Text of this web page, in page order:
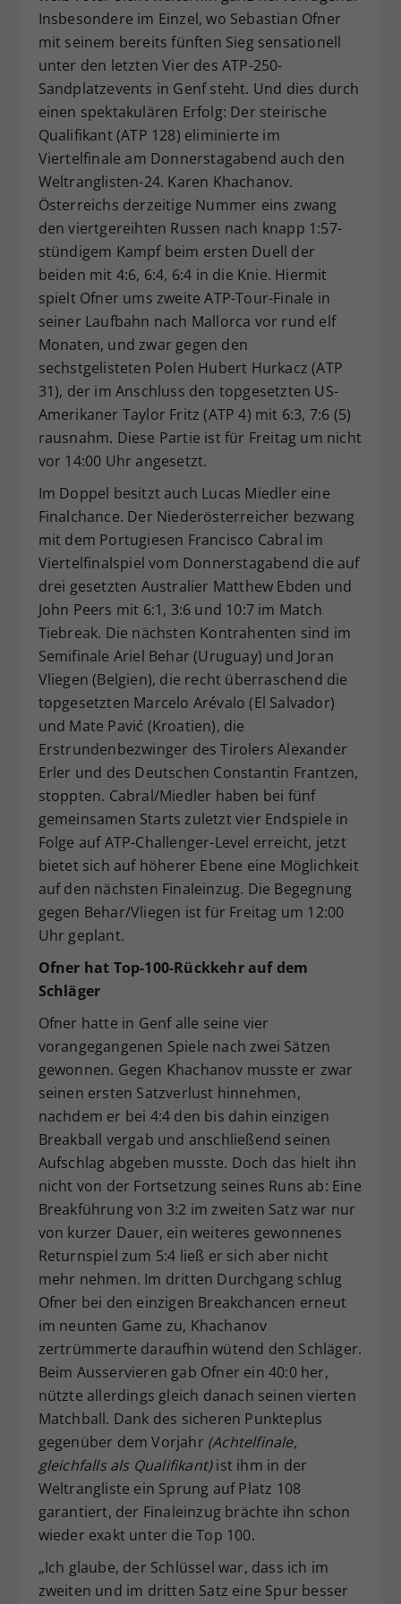
Insbesondere im Einzel, wo Sebastian Ofner
mit seinem bereits fünften Sieg sensationell
unter den letzten Vier des ATP-250-
Sandplatzevents in Genf steht. Und dies durch
einen spektakulären Erfolg: Der steirische
Qualifikant (ATP 128) eliminierte im
Viertelfinale am Donnerstagabend auch den
Weltranglisten-24. Karen Khachanov.
Österreichs derzeitige Nummer eins zwang
den viertgereihten Russen nach knapp 1:57-
stündigem Kampf beim ersten Duell der
beiden mit 4:6, 6:4, 6:4 in die Knie. Hiermit
spielt Ofner ums zweite ATP-Tour-Finale in
seiner Laufbahn nach Mallorca vor rund elf
Monaten, und zwar gegen den
sechstgelisteten Polen Hubert Hurkacz (ATP
31), der im Anschluss den topgesetzten US-
Amerikaner Taylor Fritz (ATP 4) mit 6:3, 7:6 (5)
rausnahm. Diese Partie ist für Freitag um nicht
vor 14:00 Uhr angesetzt.
Im Doppel besitzt auch Lucas Miedler eine
Finalchance. Der Niederösterreicher bezwang
mit dem Portugiesen Francisco Cabral im
Viertelfinalspiel vom Donnerstagabend die auf
drei gesetzten Australier Matthew Ebden und
John Peers mit 6:1, 3:6 und 10:7 im Match
Tiebreak. Die nächsten Kontrahenten sind im
Semifinale Ariel Behar (Uruguay) und Joran
Vliegen (Belgien), die recht überraschend die
topgesetzten Marcelo Arévalo (El Salvador)
und Mate Pavić (Kroatien), die
Erstrundenbezwinger des Tirolers Alexander
Erler und des Deutschen Constantin Frantzen,
stoppten. Cabral/Miedler haben bei fünf
gemeinsamen Starts zuletzt vier Endspiele in
Folge auf ATP-Challenger-Level erreicht, jetzt
bietet sich auf höherer Ebene eine Möglichkeit
auf den nächsten Finaleinzug. Die Begegnung
gegen Behar/Vliegen ist für Freitag um 12:00
Uhr geplant.
Ofner hat Top-100-Rückkehr auf dem
Schläger
Ofner hatte in Genf alle seine vier
vorangegangenen Spiele nach zwei Sätzen
gewonnen. Gegen Khachanov musste er zwar
seinen ersten Satzverlust hinnehmen,
nachdem er bei 4:4 den bis dahin einzigen
Breakball vergab und anschließend seinen
Aufschlag abgeben musste. Doch das hielt ihn
nicht von der Fortsetzung seines Runs ab: Eine
Breakführung von 3:2 im zweiten Satz war nur
von kurzer Dauer, ein weiteres gewonnenes
Returnspiel zum 5:4 ließ er sich aber nicht
mehr nehmen. Im dritten Durchgang schlug
Ofner bei den einzigen Breakchancen erneut
im neunten Game zu, Khachanov
zertrümmerte daraufhin wütend den Schläger.
Beim Ausservieren gab Ofner ein 40:0 her,
nützte allerdings gleich danach seinen vierten
Matchball. Dank des sicheren Punkteplus
gegenüber dem Vorjahr (Achtelfinale,
gleichfalls als Qualifikant)ist ihm in der
Weltrangliste ein Sprung auf Platz 108
garantiert, der Finaleinzug brächte ihn schon
wieder exakt unter die Top 100.
„Ich glaube, der Schlüssel war, dass ich im
zweiten und im dritten Satz eine Spur besser
Zweck
Dieser Wert speichert Ihre Consent-
Einstellungen. Unter anderem eine
zufällig generierte ID, für die
historische Speicherung Ihrer
Webseiten-Betreiber dies eingestellt
hat.